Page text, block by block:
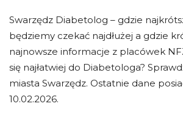
Swarzędz Diabetolog – gdzie
będziemy czekać najdłużej a gdzie
najnowsze informacje z placówek
się najłatwiej do Diabetologa?
miasta Swarzędz. Ostatnie dane
10.02.2026.